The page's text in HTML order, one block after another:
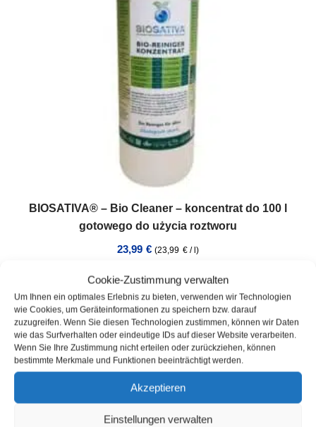
Cookie-Zustimmung verwalten
Um Ihnen ein optimales Erlebnis zu bieten, verwenden wir Technologien
wie Cookies, um Geräteinformationen zu speichern bzw. darauf
zuzugreifen. Wenn Sie diesen Technologien zustimmen, können wir Daten
wie das Surfverhalten oder eindeutige IDs auf dieser Website verarbeiten.
Wenn Sie Ihre Zustimmung nicht erteilen oder zurückziehen, können
bestimmte Merkmale und Funktionen beeinträchtigt werden.
Akzeptieren
Einstellungen verwalten
BIOSATIVA® – Bio Cleaner – koncentrat do 100 l
gotowego do użycia roztworu
23,99 € (23,99 € / )
Treść: 1 l
Magazyn : W magazynie
Czas dostawy:3 dni robocze
incl. VAT plusWysyłka